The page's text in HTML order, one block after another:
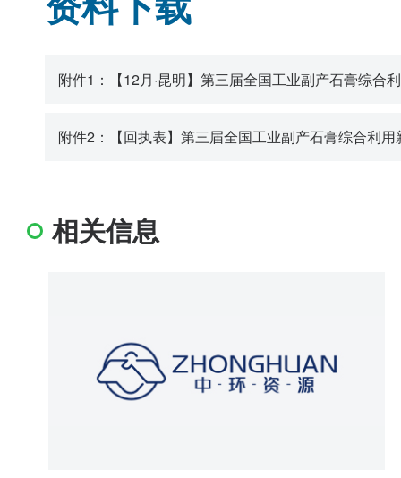
附件1：【12月·昆明】第三届全国工业副产石膏综合
附件2：【回执表】第三届全国工业副产石膏综合利
相关信息